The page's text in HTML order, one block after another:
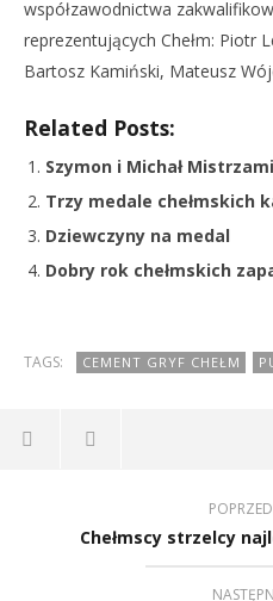
współzawodnictwa
reprezentujących Chełm: Piotr
Bartosz Kamiński, Mateusz
Related Posts:
Szymon i Michał
Trzy medale chełmskich
Dziewczyny na medal
Dobry rok chełmskich
TAGS: CEMENT GRYF CHEŁM
Chełmscy strzelcy